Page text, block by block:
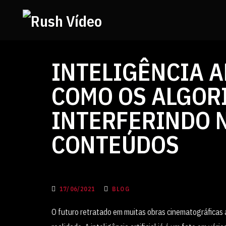
INTELIGÊNCIA
COMO OS
INTERFERINDO
CONTEÚDOS
17/06/2021 BLOG
O futuro retratado em muitas obras